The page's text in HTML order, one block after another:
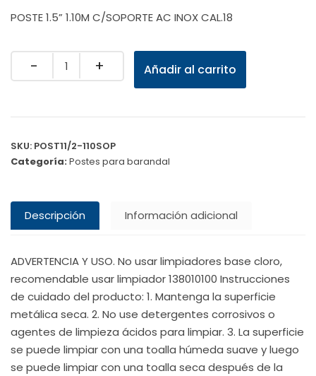
POSTE 1.5” 1.10M C/SOPORTE AC INOX CAL.18
Quantity Añadir al carrito
SKU: POST11/2-110SOP
Categoría:Postes para barandal
Descripción Información adicional
ADVERTENCIA Y USO. No usar limpiadores base cloro,
recomendable usar limpiador 138010100 Instrucciones
de cuidado del producto: 1. Mantenga la superficie
metálica seca. 2. No use detergentes corrosivos o
agentes de limpieza ácidos para limpiar. 3. La superficie
se puede limpiar con una toalla húmeda suave y luego
se puede limpiar con una toalla seca después de la